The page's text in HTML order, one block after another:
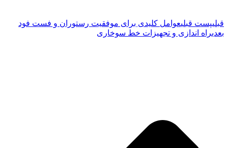
قبلیپست قبلیعوامل کلیدی برای موفقیت رستوران و فست فود
بعدیراه اندازی و تجهیزات خط سوخاری